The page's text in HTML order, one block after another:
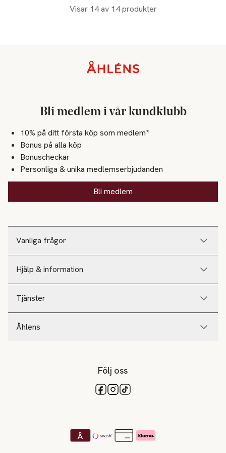
Visar 14 av 14 produkter
Vanliga frågor
Hjälp & information
Tjänster
Åhlens
Bli medlem i vår kundklubb
10% på ditt första köp som medlem*
Bonus på alla köp
Bonuscheckar
Personliga & unika medlemserbjudanden
Bli medlem
Följ oss